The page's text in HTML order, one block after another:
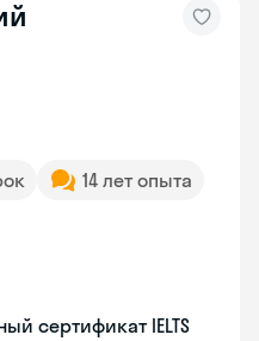
14 лет опыта
сертификат IELTS